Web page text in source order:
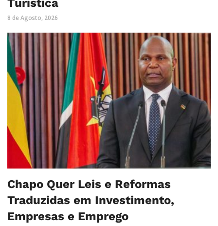
Turística
8 de Agosto, 2026
Chapo Quer Leis e Reformas
Traduzidas em Investimento,
Empresas e Emprego